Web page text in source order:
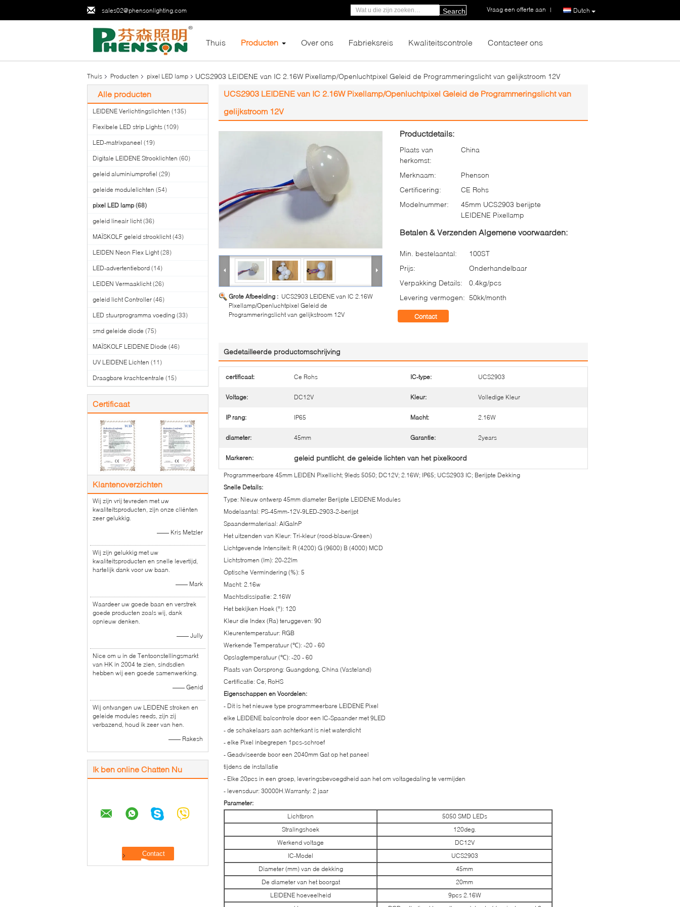
sales02@phensonlighting.com Dutch
Vraag een offerte aan |
Search
Thuis Producten Over ons Fabrieksreis Kwaliteitscontrole Contacteer ons
Thuis Producten pixel LED lamp UCS2903 LEIDENE van IC 2.16W Pixellamp/Openluchtpixel Geleid de Programmeringslicht van gelijkstroom 12V
Alle producten
LEIDENE Verlichtingslichten (135)
Flexibele LED strip Lights (109)
LED-matrixpaneel (19)
Digitale LEIDENE Strooklichten (60)
geleid aluminiumprofiel (29)
geleide modulelichten (54)
pixel LED lamp (68)
geleid lineair licht (36)
MAÏSKOLF geleid strooklicht (43)
LEIDEN Neon Flex Light (28)
LED-advertentiebord (14)
LEIDEN Vermaaklicht (26)
geleid licht Controller (46)
LED stuurprogramma voeding (33)
smd geleide diode (75)
MAÏSKOLF LEIDENE Diode (46)
UV LEIDENE Lichten (11)
Draagbare krachtcentrale (15)
Certificaat
Klantenoverzichten
Wij zijn vrij tevreden met uw
kwaliteitsproducten, zijn onze cliënten
zeer gelukkig.
—— Kris Metzler
Wij zijn gelukkig met uw
kwaliteitsproducten en snelle levertijd,
hartelijk dank voor uw baan.
—— Mark
Waardeer uw goede baan en verstrek
goede producten zoals wij, dank
opnieuw denken.
—— Jully
Nice om u in de Tentoonstellingsmarkt
van HK in 2004 te zien, sindsdien
hebben wij een goede samenwerking.
—— Genid
Wij ontvangen uw LEIDENE stroken en
geleide modules reeds, zijn zij
verbazend, houd ik zeer van hen.
—— Rakesh
Ik ben online Chatten Nu
UCS2903 LEIDENE van IC 2.16W Pixellamp/Openluchtpixel Geleid de Programmeringslicht van
gelijkstroom 12V
Grote Afbeelding : UCS2903 LEIDENE van IC 2.16W
Pixellamp/Openluchtpixel Geleid de
Programmeringslicht van gelijkstroom 12V
Productdetails:
Plaats van
herkomst:
China
Merknaam:
Phenson
Certificering:
CE Rohs
Modelnummer:
45mm UCS2903 berijpte
LEIDENE Pixellamp
Betalen & Verzenden Algemene voorwaarden:
Min. bestelaantal:
100ST
Prijs:
Onderhandelbaar
Verpakking Details:
0.4kg/pcs
Levering vermogen: 50kk/month
Contact
Gedetailleerde productomschrijving
certificaat: Ce Rohs IC-type: UCS2903
Voltage: DC12V Kleur: Volledige Kleur
IP rang: IP65 Macht: 2.16W
diameter: 45mm Garantie: 2years
Markeren: geleid puntlicht, de geleide lichten van het pixelkoord
Programmeerbare 45mm LEIDEN Pixellicht; 9leds 5050; DC12V; 2.16W; IP65; UCS2903 IC; Berijpte Dekking
Snelle Details:
Type: Nieuw ontwerp 45mm diameter Berijpte LEIDENE Modules
Modelaantal: PS-45mm-12V-9LED-2903-2-berijpt
Spaandermateriaal: AlGaInP
Het uitzenden van Kleur: Tri-kleur (rood-blauw-Green)
Lichtgevende Intensiteit: R (4200) G (9600) B (4000) MCD
Lichtstromen (lm): 20-22lm
Optische Vermindering (%): 5
Macht: 2.16w
Machtsdissipatie: 2.16W
Het bekijken Hoek (°): 120
Kleur die Index (Ra) teruggeven: 90
Kleurentemperatuur: RGB
Werkende Temperatuur (℃): -20 - 60
Opslagtemperatuur (℃): -20 - 60
Plaats van Oorsprong: Guangdong, China (Vasteland)
Certificatie: Ce, RoHS
Eigenschappen en Voordelen:
- Dit is het nieuwe type programmeerbare LEIDENE Pixel
elke LEIDENE balcontrole door een IC-Spaander met 9LED
- de schakelaars aan achterkant is niet waterdicht
- elke Pixel inbegrepen 1pcs-schroef
- Geadviseerde boor een 2040mm Gat op het paneel
tijdens de installatie
- Elke 20pcs in een groep, leveringsbevoegdheid aan het om voltagedaling te vermijden
- levensduur: 30000H.Warranty: 2 jaar
Parameter:
Lichtbron
5050 SMD LEDs
Stralingshoek
120deg.
Werkend voltage
DC12V
IC-Model
UCS2903
Diameter (mm) van de dekking
45mm
De diameter van het boorgat
20mm
LEIDENE hoeveelheid
9pcs 2.16W